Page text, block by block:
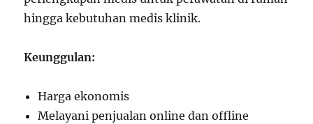
hingga kebutuhan medis klinik.
Keunggulan:
Harga ekonomis
Melayani penjualan online dan offline